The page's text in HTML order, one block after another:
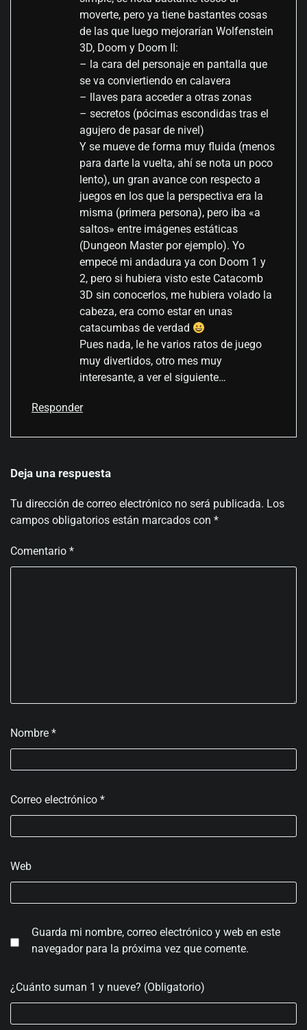
moverte, pero ya tiene bastantes cosas
de las que luego mejorarían Wolfenstein
3D, Doom y Doom II:
– la cara del personaje en pantalla que
se va conviertiendo en calavera
– llaves para acceder a otras zonas
– secretos (pócimas escondidas tras el
agujero de pasar de nivel)
Y se mueve de forma muy fluida (menos
para darte la vuelta, ahí se nota un poco
lento), un gran avance con respecto a
juegos en los que la perspectiva era la
misma (primera persona), pero iba «a
saltos» entre imágenes estáticas
(Dungeon Master por ejemplo). Yo
empecé mi andadura ya con Doom 1 y
2, pero si hubiera visto este Catacomb
3D sin conocerlos, me hubiera volado la
cabeza, era como estar en unas
catacumbas de verdad
Pues nada, le he varios ratos de juego
muy divertidos, otro mes muy
interesante, a ver el siguiente…
Responder
Deja una respuesta
Tu dirección de correo electrónico no será publicada. Los
campos obligatorios están marcados con *
Comentario *
Nombre *
Correo electrónico *
Web
Guarda mi nombre, correo electrónico y web en este
navegador para la próxima vez que comente.
¿Cuánto suman 1 y nueve? (Obligatorio)